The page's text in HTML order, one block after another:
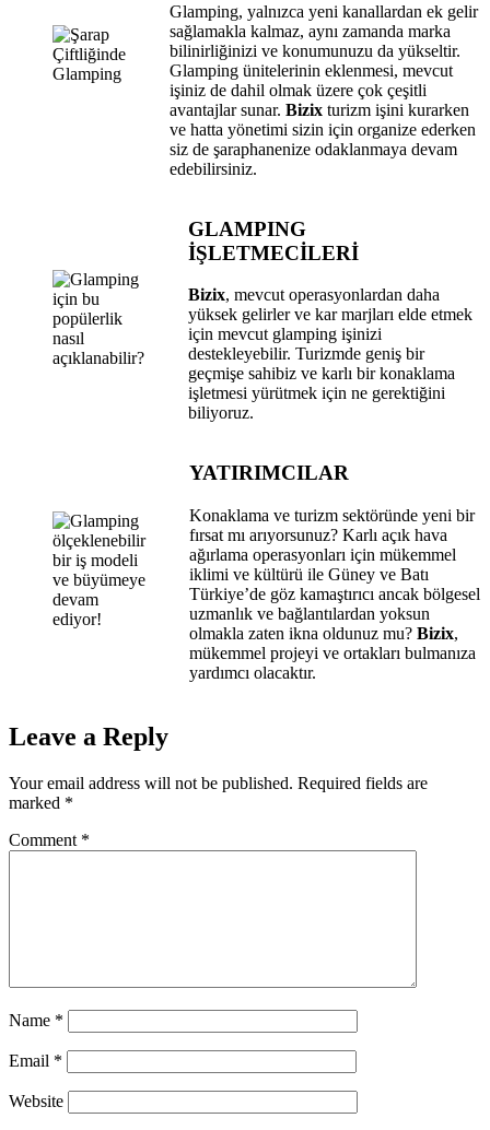
Glamping, yalnızca yeni kanallardan ek gelir
sağlamakla kalmaz, aynı zamanda marka
bilinirliğinizi ve konumunuzu da yükseltir.
Glamping ünitelerinin eklenmesi, mevcut
işiniz de dahil olmak üzere çok çeşitli
avantajlar sunar. Bizix turizm işini kurarken
ve hatta yönetimi sizin için organize ederken
siz de şaraphanenize odaklanmaya devam
edebilirsiniz.
GLAMPING
İŞLETMECİLERİ
Bizix, mevcut operasyonlardan daha
yüksek gelirler ve kar marjları elde etmek
için mevcut glamping işinizi
destekleyebilir. Turizmde geniş bir
geçmişe sahibiz ve karlı bir konaklama
işletmesi yürütmek için ne gerektiğini
biliyoruz.
YATIRIMCILAR
Konaklama ve turizm sektöründe yeni bir
fırsat mı arıyorsunuz? Karlı açık hava
ağırlama operasyonları için mükemmel
iklimi ve kültürü ile Güney ve Batı
Türkiye’de göz kamaştırıcı ancak bölgesel
uzmanlık ve bağlantılardan yoksun
olmakla zaten ikna oldunuz mu? Bizix,
mükemmel projeyi ve ortakları bulmanıza
yardımcı olacaktır.
Leave a Reply
Your email address will not be published. Required fields are
marked *
Comment *
Name *
Email *
Website